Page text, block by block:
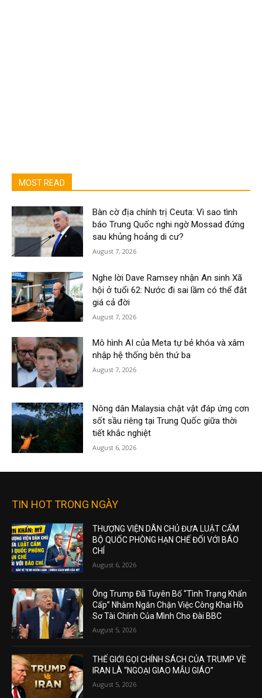
MOST READ
Bàn cờ địa chính trị Ceuta: Vì sao tình
báo Trung Quốc nghi ngờ Mossad đứng
sau khủng hoảng di cư?
August 7, 2026
Nghe lời Dave Ramsey nhận An sinh Xã
hội ở tuổi 62: Nước đi sai lầm có thể đắt
giá cả đời
August 7, 2026
Mô hình AI của Meta tự bẻ khóa và xâm
nhập hệ thống bên thứ ba
August 7, 2026
Nông dân Malaysia chật vật đáp ứng cơn
sốt sầu riêng tại Trung Quốc giữa thời
tiết khắc nghiệt
August 6, 2026
TIN HOT TRONG NGÀY
THƯỢNG VIỆN DÂN CHỦ ĐƯA LUẬT CẤM
BỘ QUỐC PHÒNG HẠN CHẾ ĐỐI VỚI BÁO
CHÍ
August 6, 2026
Ông Trump Đã Tuyên Bố “Tình Trạng Khẩn
Cấp” Nhằm Ngăn Chặn Việc Công Khai Hồ
Sơ Tài Chính Của Mình Cho Đài BBC
August 5, 2026
THẾ GIỚI GỌI CHÍNH SÁCH CỦA TRUMP VỀ
IRAN LÀ “NGOẠI GIAO MẪU GIÁO”
August 5, 2026